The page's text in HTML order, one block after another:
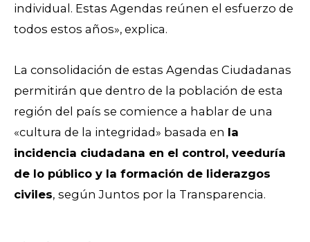
individual. Estas Agendas reúnen el esfuerzo de
todos estos años», explica.
La consolidación de estas Agendas Ciudadanas
permitirán que dentro de la población de esta
región del país se comience a hablar de una
«cultura de la integridad» basada en la
incidencia ciudadana en el control, veeduría
de lo público y la formación de liderazgos
civiles, según Juntos por la Transparencia.